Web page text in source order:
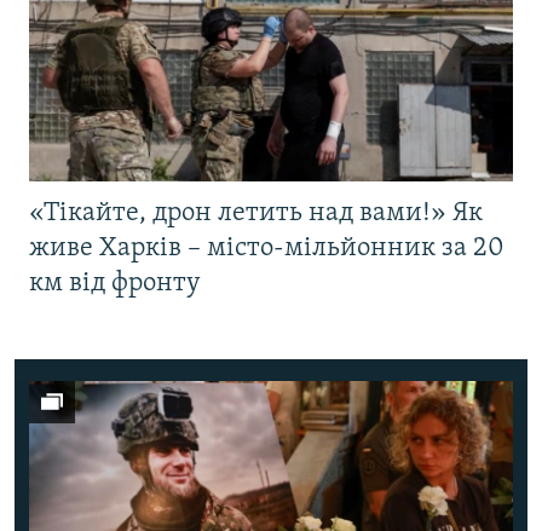
«Тікайте, дрон летить над вами!» Як
живе Харків – місто-мільйонник за 20
км від фронту